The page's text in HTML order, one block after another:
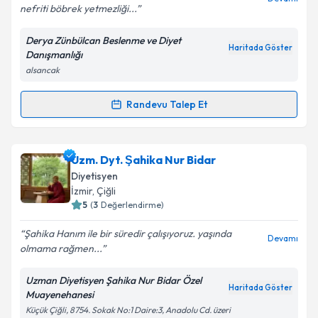
Kişisel verilerimin işlenmesine ilişkin
Aydınlatma
Metni
Takvim Talebini Gönder
nefriti böbrek yetmezliği...
Derya Zünbülcan Beslenme ve Diyet
Danışmanlığı
Haritada Göster
alsancak
Randevu Talep Et
Randevu Takvimi Talebi
Dyt. Derya Zünbülcaniçin randevu takvimi talebi
oluşturun. Size bu uzmandan randevu almanız için bir
takvim hazırlandığında e-posta ile bilgilendireceğiz.
Kişisel verilerimin işlenmesine ilişkin
Aydınlatma
Metni'ni okudum ve kişisel verilerimin belirtilen
kapsamda işlenmesini kabul ediyorum.
Uzm. Dyt. Şahika Nur Bidar
Diyetisyen
İzmir, Çiğli
5 (3 Değerlendirme)
Şahika Hanım ile bir süredir çalışıyoruz. yaşında
olmama rağmen...
Devamı
Uzman Diyetisyen Şahika Nur Bidar Özel
Muayenehanesi
Haritada Göster
Küçük Çiğli, 8754. Sokak No:1 Daire:3, Anadolu Cd. üzeri